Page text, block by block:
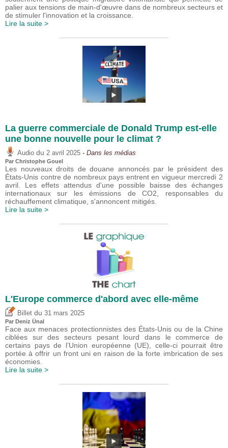
palier aux tensions de main-d'œuvre dans de nombreux secteurs et
de stimuler l'innovation et la croissance.
Lire la suite >
La guerre commerciale de Donald Trump est-elle
une bonne nouvelle pour le climat ?
Audio du 2 avril 2025 - Dans les médias
Par Christophe Gouel
Les nouveaux droits de douane annoncés par le président des
États-Unis contre de nombreux pays entrent en vigueur mercredi 2
avril. Les effets attendus d'une possible baisse des échanges
internationaux sur les émissions de CO2, responsables du
réchauffement climatique, s'annoncent mitigés.
Lire la suite >
L'Europe commerce d'abord avec elle-même
Billet du 31 mars 2025
Par Deniz Ünal
Face aux menaces protectionnistes des États-Unis ou de la Chine
ciblées sur des secteurs pesant lourd dans le commerce de
certains pays de l’Union européenne (UE), celle-ci pourrait être
portée à offrir un front uni en raison de la forte imbrication de ses
économies.
Lire la suite >